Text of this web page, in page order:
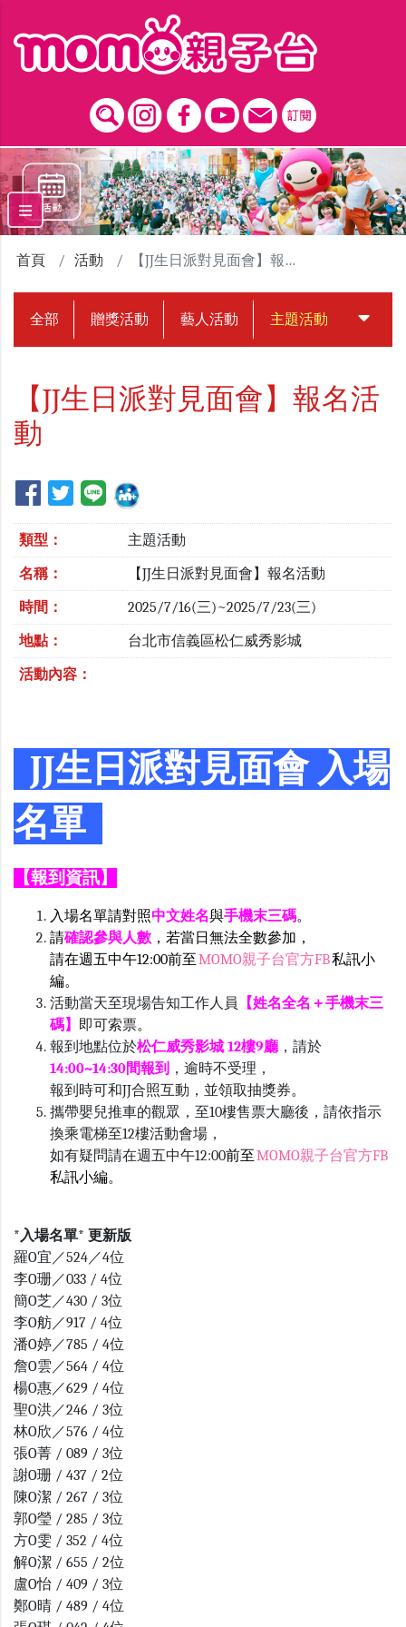
首頁 活動 【JJ生日派對見面會】報名活動
全部 贈獎活動 藝人活動 主題活動 中獎名
【JJ生日派對見面會】報名活
動
類型： 主題活動
名稱： 【JJ生日派對見面會】報名活動
時間： 2025/7/16(三)~2025/7/23(三)
地點： 台北市信義區松仁威秀影城
活動內容：
JJ生日派對見面會 入場
名單
【報到資訊】
入場名單請對照中文姓名與手機末三碼。
請確認參與人數 ，若當日無法全數參加，
請在週五中午12:00前至MOMO親子台官方FB私訊小
編。
活動當天至現場告知工作人員
【姓名全名＋手機末三
碼】 即可索票。
報到地點位於松仁威秀影城 12樓9廳，請於
14:00~14:30間報到 ，逾時不受理，
報到時可和JJ合照互動，並領取抽獎券。
攜帶嬰兒推車的觀眾，至10樓售票大廳後，請依指示
換乘電梯至12樓活動會場，
如有疑問請在週五中午12:00前至MOMO親子台官方FB
私訊小編。
*入場名單* 更新版
羅O宜／524／4位
李O珊／033 / 4位
簡O芝／430 / 3位
李O舫／917 / 4位
潘O婷／785 / 4位
詹O雲／564 / 4位
楊O惠／629 / 4位
聖O洪／246 / 3位
林O欣／576 / 4位
張O菁 / 089 / 3位
謝O珊 / 437 / 2位
陳O潔 / 267 / 3位
郭O瑩 / 285 / 3位
方O雯 / 352 / 4位
解O潔 / 655 / 2位
盧O怡 / 409 / 3位
鄭O晴 / 489 / 4位